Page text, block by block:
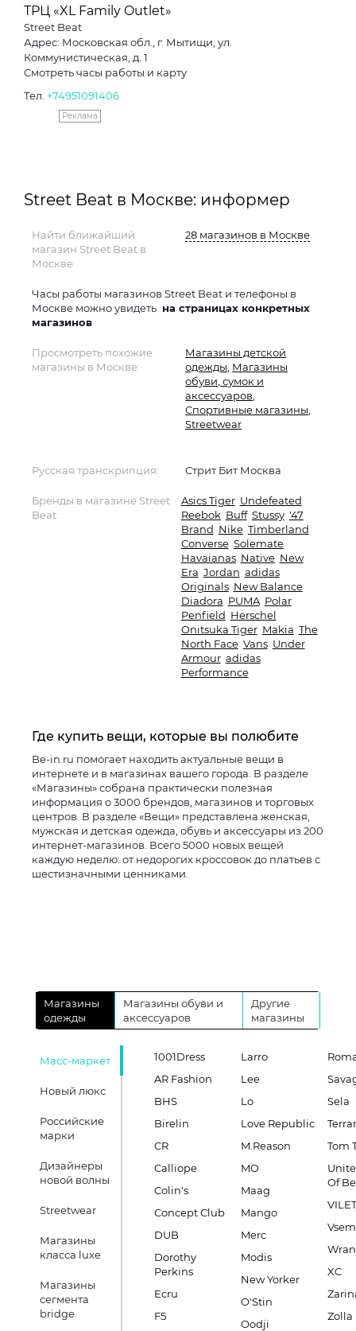
ТРЦ «XL Family Outlet»
Street Beat
Адрес: Московская обл., г. Мытищи, ул.
Коммунистическая, д. 1
Смотреть часы работы и карту
Тел. +74951091406
Реклама
Street Beat в Москве: информер
Найти ближайший
магазин Street Beat в
Москве
28 магазинов в Москве
Часы работы магазинов Street Beat и телефоны в
Москве можно увидеть на страницах конкретных
магазинов
Просмотреть похожие
магазины в Москве:
Магазины детской
одежды Магазины
обуви, сумок и
аксессуаров
Спортивные магазины
Streetwear
Русская транскрипция: Стрит Бит Москва
Бренды в магазине Street
Beat:
Asics Tiger Undefeated
Reebok Buff Stussy '47
Brand Nike Timberland
Converse Solemate
Havaianas Native New
Era Jordan adidas
Originals New Balance
Diadora PUMA Polar
Penfield Herschel
Onitsuka Tiger Makia The
North Face Vans Under
Armour adidas
Performance
Где купить вещи, которые вы полюбите
Be-in.ru помогает находить актуальные вещи в
интернете и в магазинах вашего города. В разделе
«Магазины» собрана практически полезная
информация о 3000 брендов, магазинов и торговых
центров. В разделе «Вещи» представлена женская,
мужская и детская одежда, обувь и аксессуары из 200
интернет-магазинов. Всего 5000 новых вещей
каждую неделю: от недорогих кроссовок до платьев с
шестизначными ценниками.
Магазины
одежды
Магазины обуви и
аксессуаров
Другие
магазины
Масс-маркет
Новый люкс
Российские
марки
Дизайнеры
новой волны
Streetwear
Магазины
класса luxe
Магазины
сегмента
bridge
1001Dress
AR Fashion
BHS
Birelin
CR
Calliope
Colin's
Concept Club
DUB
Dorothy
Perkins
Ecru
F5
Larro
Lee
Lo
Love Republic
M.Reason
MO
Maag
Mango
Merc
Modis
New Yorker
O'Stin
Oodji
Sela
Tom
Of
VILET
XC
Zolla